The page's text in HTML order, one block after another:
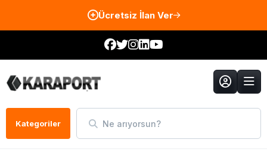
Ücretsiz İlan Ver
Kategoriler Ne arıyorsun?